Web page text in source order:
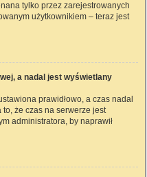
tylko przez zarejestrowanych
użytkownikiem – teraz jest
a nadal jest wyświetlany
prawidłowo, a czas nadal
że czas na serwerze jest
administratora, by naprawił